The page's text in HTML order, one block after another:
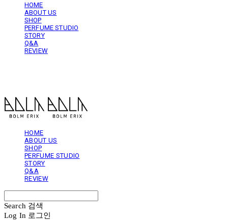
HOME
ABOUT US
SHOP
PERFUME STUDIO
STORY
Q&A
REVIEW
HOME
ABOUT US
SHOP
PERFUME STUDIO
STORY
Q&A
REVIEW
Search 검색
Log In 로그인